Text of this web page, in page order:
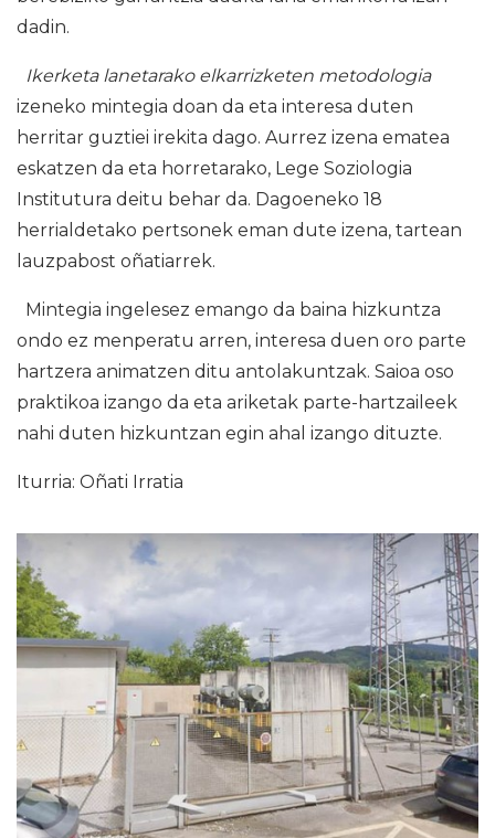
dadin.
Ikerketa lanetarako elkarrizketen metodologia
izeneko mintegia doan da eta interesa duten
herritar guztiei irekita dago. Aurrez izena ematea
eskatzen da eta horretarako, Lege Soziologia
Institutura deitu behar da. Dagoeneko 18
herrialdetako pertsonek eman dute izena, tartean
lauzpabost oñatiarrek.
Mintegia ingelesez emango da baina hizkuntza
ondo ez menperatu arren, interesa duen oro parte
hartzera animatzen ditu antolakuntzak. Saioa oso
praktikoa izango da eta ariketak parte-hartzaileek
nahi duten hizkuntzan egin ahal izango dituzte.
Iturria: Oñati Irratia